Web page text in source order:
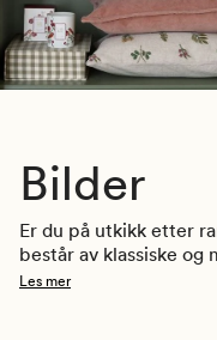
Bilder
Er du på utkikk etter
består av klassiske
aluminiumrammer i en
Les mer